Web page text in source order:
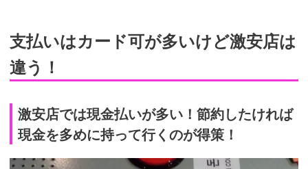
支払いはカード可が多いけど激安店は
違う！
激安店では現金払いが多い！節約したければ
現金を多めに持って行くのが得策！